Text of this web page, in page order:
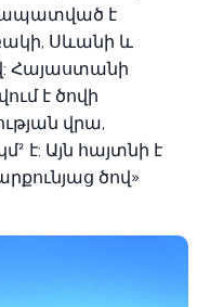
է
Սևանի և
Հայաստանի
է ծովի
վրա,
է: Այն հայտնի է
ծով»